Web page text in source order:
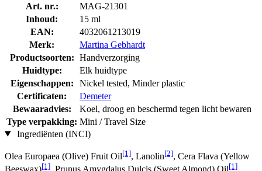
Art. nr.:
MAG-21301
Inhoud:
15 ml
EAN:
4032061213019
Merk:
Martina Gebhardt
Productsoorten: Handverzorging
Huidtype:
Elk huidtype
Eigenschappen:
Nickel tested, Minder plastic
Certificaten:
Demeter
Bewaaradvies:
Koel, droog en beschermd tegen licht bewaren
Type verpakking: Mini / Travel Size
Ingrediënten (INCI)
Olea Europaea (Olive) Fruit Oil[1], Lanolin[2], Cera Flava (Yellow
[1] [1]